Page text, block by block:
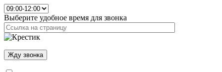
Выберите удобное время для звонка